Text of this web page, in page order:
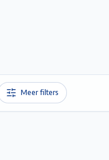
Meer filters